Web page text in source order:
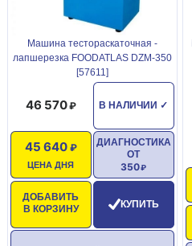
Машина тестораскаточная -
лапшерезка FOODATLAS DZM-350
[57611]
В НАЛИЧИИ ✓
46 570
ЦЕНА ДНЯ
45 640
ДОБАВИТЬ
В КОРЗИНУ
ДИАГНОСТИКА
ОТ
350
КУПИТЬ